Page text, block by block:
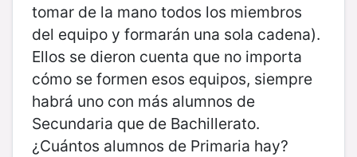
tomar de la mano todos los miembros
del equipo y formarán una sola cadena).
Ellos se dieron cuenta que no importa
cómo se formen esos equipos, siempre
habrá uno con más alumnos de
Secundaria que de Bachillerato.
¿Cuántos alumnos de Primaria hay?